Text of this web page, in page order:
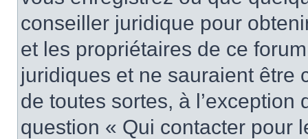
conseiller juridique pour
et les propriétaires de ce
juridiques et ne sauraient être
de toutes sortes, à
question « Qui contacter pour